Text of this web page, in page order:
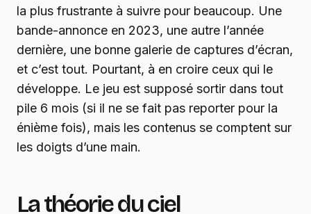
la plus frustrante à suivre pour beaucoup. Une
bande-annonce en 2023, une autre l’année
dernière, une bonne galerie de captures d’écran,
et c’est tout. Pourtant, à en croire ceux qui le
développe. Le jeu est supposé sortir dans tout
pile 6 mois (si il ne se fait pas reporter pour la
énième fois), mais les contenus se comptent sur
les doigts d’une main.
La théorie du ciel